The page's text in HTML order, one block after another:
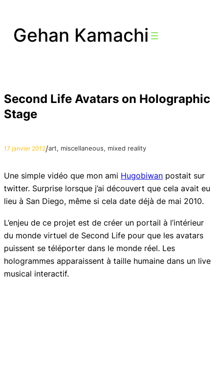
contenu
Gehan Kamachi
Second Life Avatars on Holographic
Stage
17 janvier 2012/art, miscellaneous, mixed reality
Une simple vidéo que mon ami Hugobiwan postait sur
twitter. Surprise lorsque j’ai découvert que cela avait eu
lieu à San Diego, même si cela date déjà de mai 2010.
L’enjeu de ce projet est de créer un portail à l’intérieur
du monde virtuel de Second Life pour que les avatars
puissent se téléporter dans le monde réel. Les
hologrammes apparaissent à taille humaine dans un live
musical interactif.